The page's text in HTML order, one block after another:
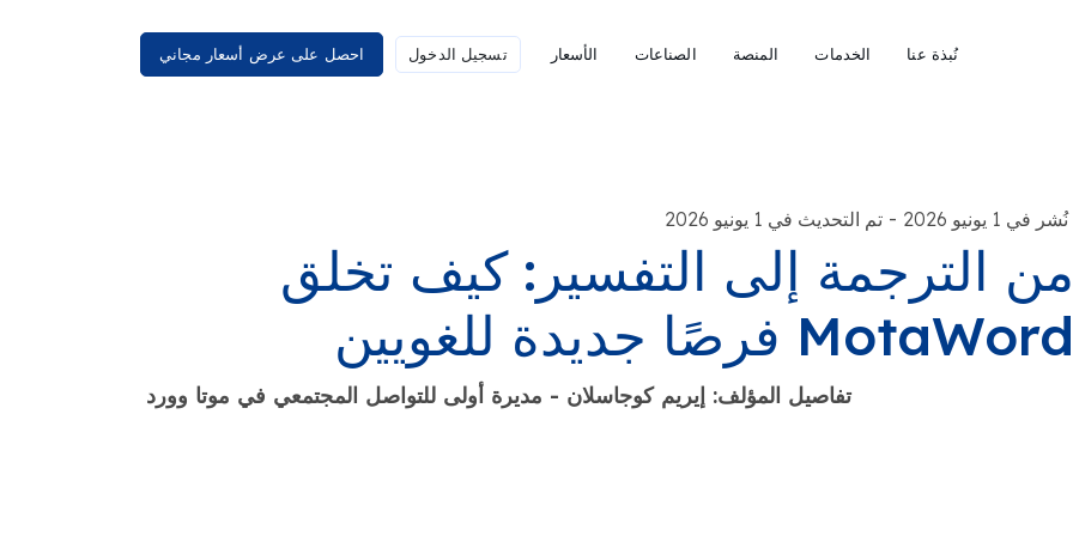
نُبذة عنا الخدمات المنصة الصناعات الأسعار تسجيل الدخول احصل على عرض أسعار مجاني
نُشر في 1 يونيو 2026 - تم التحديث في 1 يونيو 2026
من الترجمة إلى التفسير: كيف تخلق
MotaWord فرصًا جديدة للغويين
تفاصيل المؤلف: إيريم كوجاسلان - مديرة أولى للتواصل المجتمعي في موتا وورد